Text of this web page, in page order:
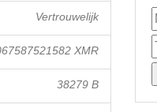
Vertrouwelijk
XMR
38279 B